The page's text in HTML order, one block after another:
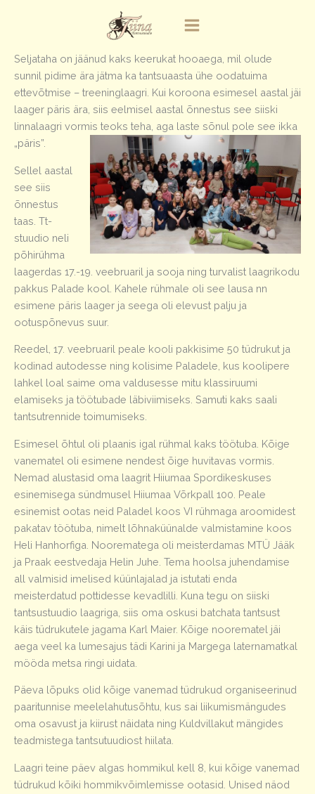
Seljataha on jäänud kaks keerukat hooaega, mil olude
sunnil pidime ära jätma ka tantsuaasta ühe oodatuima
ettevõtmise – treeninglaagri. Kui koroona esimesel aastal jäi
laager päris ära, siis eelmisel aastal õnnestus see siiski
linnalaagri vormis teoks teha, aga laste sõnul pole see ikka
„päris”.
Sellel aastal
see siis
õnnestus
taas. Tt-
stuudio neli
põhirühma
laagerdas 17.-19. veebruaril ja sooja ning turvalist laagrikodu
pakkus Palade kool. Kahele rühmale oli see lausa nn
esimene päris laager ja seega oli elevust palju ja
ootuspõnevus suur.
Reedel, 17. veebruaril peale kooli pakkisime 50 tüdrukut ja
kodinad autodesse ning kolisime Paladele, kus koolipere
lahkel loal saime oma valdusesse mitu klassiruumi
elamiseks ja töötubade läbiviimiseks. Samuti kaks saali
tantsutrennide toimumiseks.
Esimesel õhtul oli plaanis igal rühmal kaks töötuba. Kõige
vanematel oli esimene nendest õige huvitavas vormis.
Nemad alustasid oma laagrit Hiiumaa Spordikeskuses
esinemisega sündmusel Hiiumaa Võrkpall 100. Peale
esinemist ootas neid Paladel koos VI rühmaga aroomidest
pakatav töötuba, nimelt lõhnaküünalde valmistamine koos
Heli Hanhorfiga. Noorematega oli meisterdamas MTÜ Jääk
ja Praak eestvedaja Helin Juhe. Tema hoolsa juhendamise
all valmisid imelised küünlajalad ja istutati enda
meisterdatud pottidesse kevadlilli. Kuna tegu on siiski
tantsustuudio laagriga, siis oma oskusi batchata tantsust
käis tüdrukutele jagama Karl Maier. Kõige noorematel jäi
aega veel ka lumesajus tädi Karini ja Margega laternamatkal
mööda metsa ringi uidata.
Päeva lõpuks olid kõige vanemad tüdrukud organiseerinud
paaritunnise meelelahutusõhtu, kus sai liikumismängudes
oma osavust ja kiirust näidata ning Kuldvillakut mängides
teadmistega tantsutuudiost hiilata.
Laagri teine päev algas hommikul kell 8, kui kõige vanemad
tüdrukud kõiki hommikvõimlemisse ootasid. Unised näod